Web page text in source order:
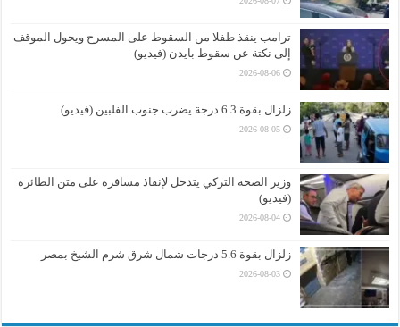
ترامب ينقذ طفلا من السقوط على المسرح ويحول الموقف
إلى نكتة عن سقوط بايدن (فيديو)
2026-08-06
زلزال بقوة 6.3 درجة يضرب جنوب الفلبين (فيديو)
2026-08-05
وزير الصحة التركي يتدخل لإنقاذ مسافرة على متن الطائرة
(فيديو)
2026-08-04
زلزال بقوة 5.6 درجات شمال شرق شرم الشيخ بمصر
2026-08-03